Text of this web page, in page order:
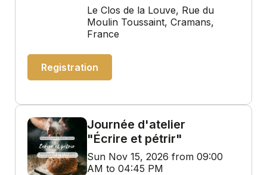
Le Clos de la Louve, Rue du
Moulin Toussaint, Cramans,
France
Registration
Journée d'atelier
"Écrire et pétrir"
Sun Nov 15, 2026 from 09:00
AM to 04:45 PM